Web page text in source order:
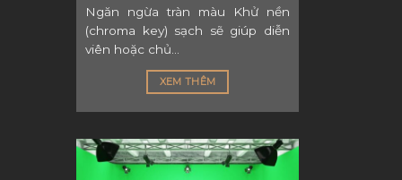
Ngăn ngừa tràn màu Khử nền
(chroma key) sạch sẽ giúp diễn
viên hoặc chủ...
XEM THÊM